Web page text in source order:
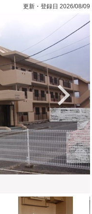
更新・登録日 2026/08/09